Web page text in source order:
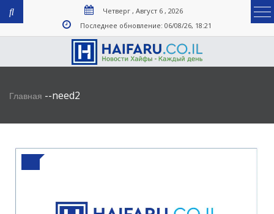
Четверг , Август 6 , 2026
Последнее обновление: 06/08/26, 18:21
Главная --need2